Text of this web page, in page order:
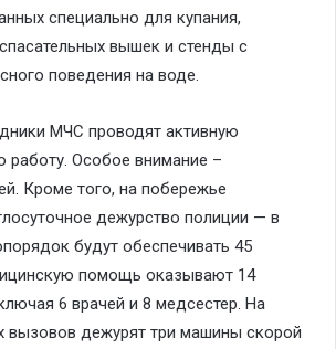
специально для купания,
вышек и стенды с
поведения на воде.
МЧС проводят активную
работу. Особое внимание –
Кроме того, на побережье
дежурство полиции — в
будут обеспечивать 45
помощь оказывают 14
6 врачей и 8 медсестер. На
вызовов дежурят три машины скорой